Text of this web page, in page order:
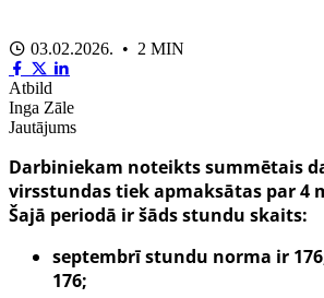
03.02.2026. • 2 MIN
Atbild
Inga Zāle
Jautājums
Darbiniekam noteikts summētais
virsstundas tiek apmaksātas par 4
Šajā periodā ir šāds stundu skaits:
septembrī stundu norma ir
176;